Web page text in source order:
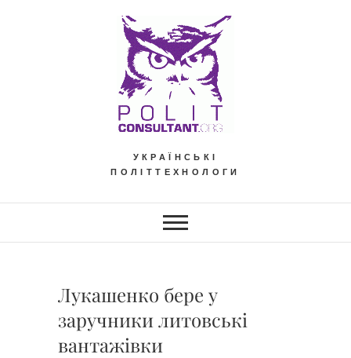
УКРАЇНСЬКІ
ПОЛІТТЕХНОЛОГИ
Лукашенко бере у
заручники литовські
вантажівки